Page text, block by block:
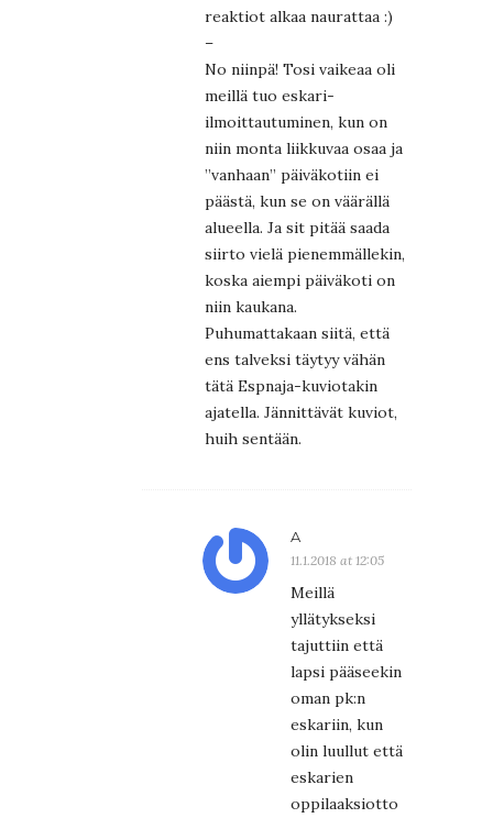
reaktiot alkaa naurattaa :)
–
No niinpä! Tosi vaikeaa oli
meillä tuo eskari-
ilmoittautuminen, kun on
niin monta liikkuvaa osaa ja
”vanhaan” päiväkotiin ei
päästä, kun se on väärällä
alueella. Ja sit pitää saada
siirto vielä pienemmällekin,
koska aiempi päiväkoti on
niin kaukana.
Puhumattakaan siitä, että
ens talveksi täytyy vähän
tätä Espnaja-kuviotakin
ajatella. Jännittävät kuviot,
huih sentään.
A
11.1.2018 at 12:05
Meillä
yllätykseksi
tajuttiin että
lapsi pääseekin
oman pk:n
eskariin, kun
olin luullut että
eskarien
oppilaaksiotto